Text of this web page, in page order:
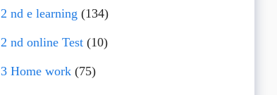
2 nd e learning (134)
2 nd online Test(10)
3 Home work(75)